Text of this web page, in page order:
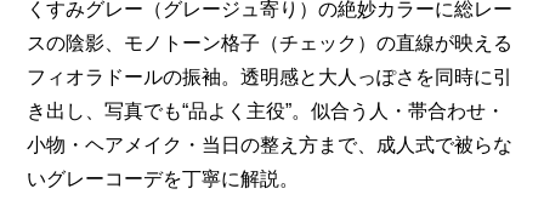
くすみグレー（グレージュ寄り）の絶妙カラーに総レー
スの陰影、モノトーン格子（チェック）の直線が映える
フィオラドールの振袖。透明感と大人っぽさを同時に引
き出し、写真でも“品よく主役”。似合う人・帯合わせ・
小物・ヘアメイク・当日の整え方まで、成人式で被らな
いグレーコーデを丁寧に解説。